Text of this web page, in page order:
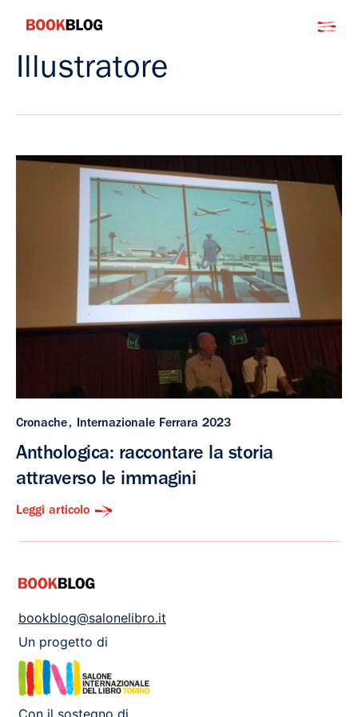
contenuto
Bookblog
Illustratore
Cronache Internazionale Ferrara 2023
Anthologica: raccontare la storia
attraverso le immagini
Leggi articolo
bookblog@salonelibro.it
Un progetto di